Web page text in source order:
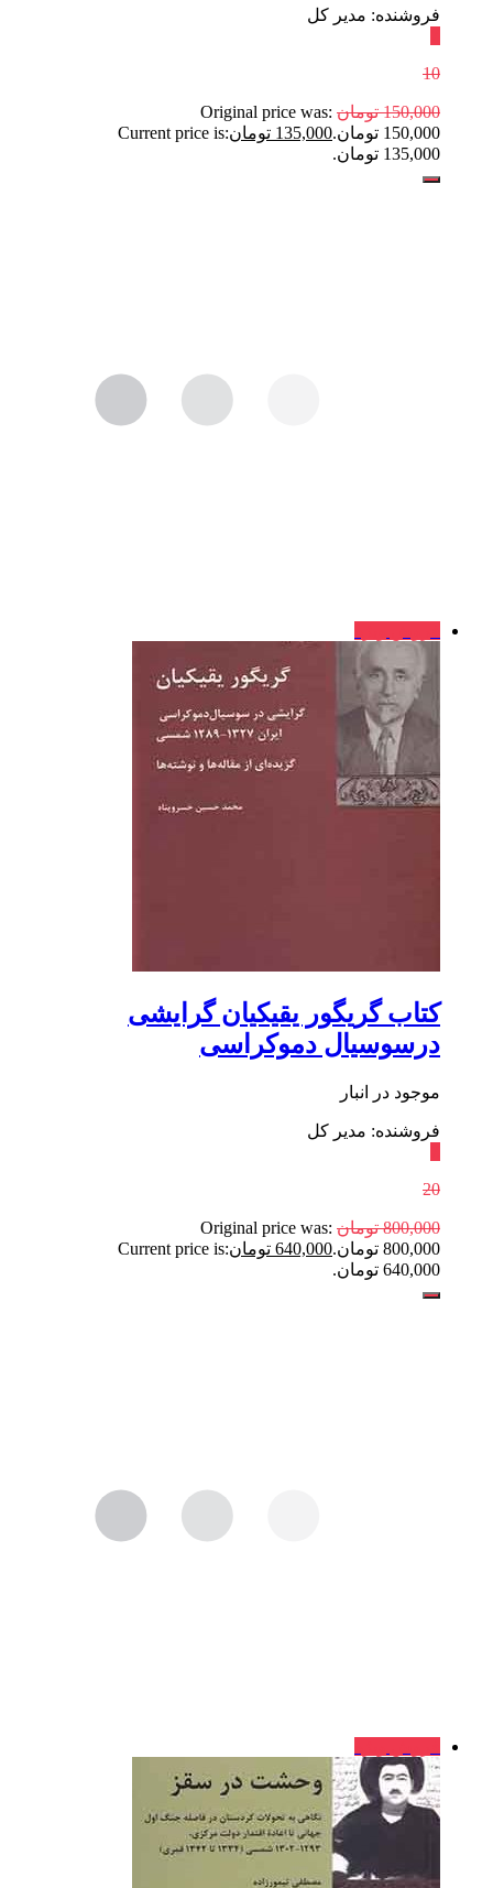
فروشنده: مدیر کل
10
150,000 تومان Original price was:
150,000 تومان.
135,000 تومانCurrent price is:
135,000 تومان.
کتاب گریگور یقیکیان گرایشی‌
در‌سوسیال‌ دموکراسی‌
موجود در انبار
فروشنده: مدیر کل
20
800,000 تومان Original price was:
800,000 تومان.
640,000 تومانCurrent price is:
640,000 تومان.